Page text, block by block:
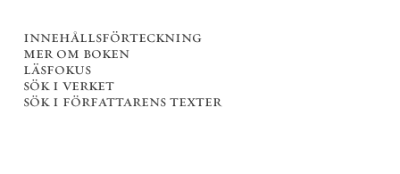
innehållsförteckning
mer om boken
läsfokus
sök i verket
sök i författarens texter